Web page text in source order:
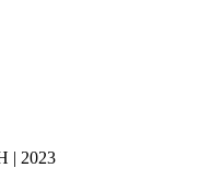
| 2023